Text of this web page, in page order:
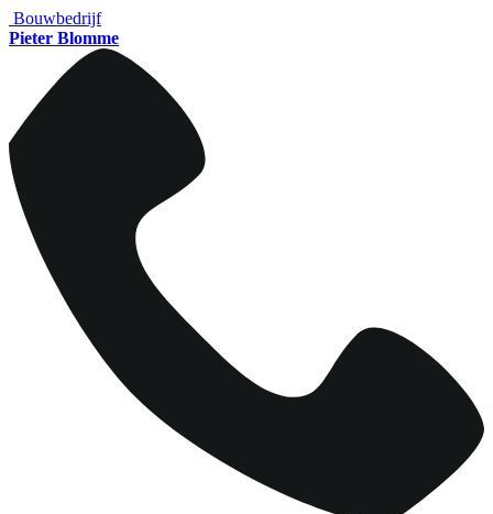
Bouwbedrijf
Pieter Blomme